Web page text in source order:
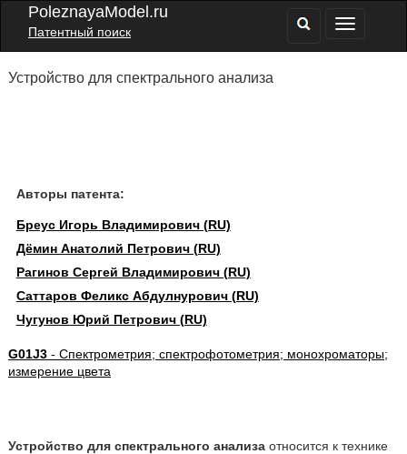
PoleznayaModel.ru
Патентный поиск
Устройство для спектрального анализа
Авторы патента:
Бреус Игорь Владимирович (RU)
Дёмин Анатолий Петрович (RU)
Рагинов Сергей Владимирович (RU)
Саттаров Феликс Абдулнурович (RU)
Чугунов Юрий Петрович (RU)
G01J3- Спектрометрия; спектрофотометрия; монохроматоры;
измерение цвета
Устройство для спектрального анализаотносится к технике